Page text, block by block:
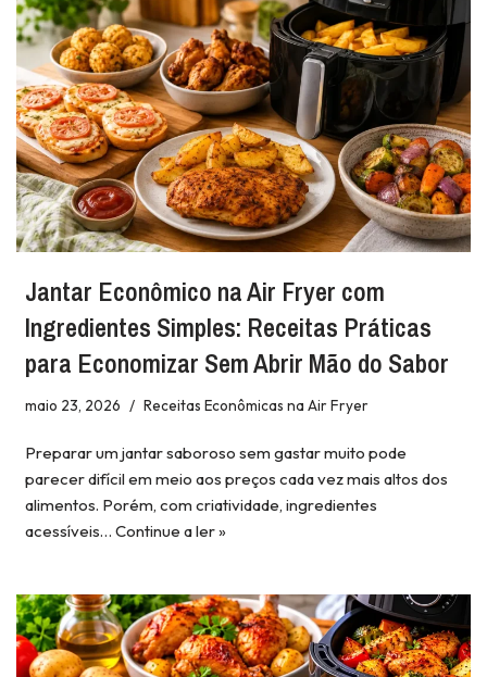
Jantar Econômico na Air Fryer com
Ingredientes Simples: Receitas Práticas
para Economizar Sem Abrir Mão do Sabor
maio 23, 2026 Receitas Econômicas na Air Fryer
Preparar um jantar saboroso sem gastar muito pode
parecer difícil em meio aos preços cada vez mais altos dos
alimentos. Porém, com criatividade, ingredientes
acessíveis… Continue a ler »